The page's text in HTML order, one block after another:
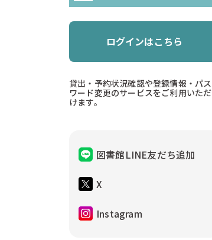
ログインはこちら
貸出・予約状況確認や登録情報・パス
ワード変更のサービスをご利用いただ
けます。
図書館LINE友だち追加
X
Instagram